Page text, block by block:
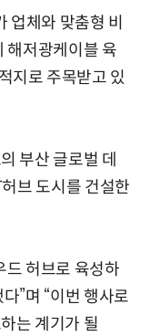
업체와 맞춤형 비
해저광케이블 육
지로 주목받고 있
부산 글로벌 데
브 도시를 건설한
드 허브로 육성하
”며 “이번 행사로
는 계기가 될